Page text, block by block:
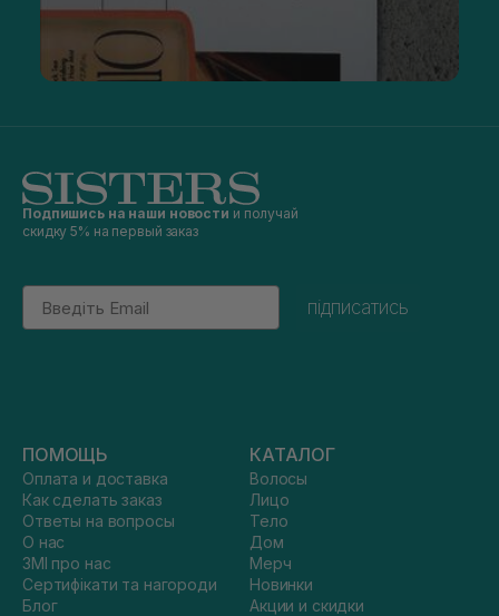
Подпишись на наши новости и получай
скидку 5% на первый заказ
Email
підписатись
ПОМОЩЬ
Оплата и доставка
Как сделать заказ
Ответы на вопросы
О нас
ЗМІ про нас
Сертифікати та нагороди
Блог
КАТАЛОГ
Волосы
Лицо
Тело
Дом
Мерч
Новинки
Акции и скидки